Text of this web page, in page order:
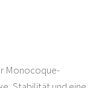
Monocoque-